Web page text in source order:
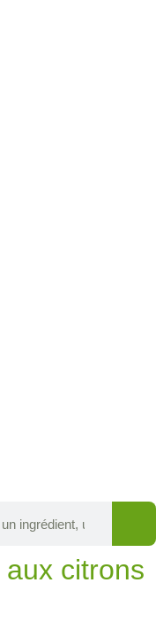
citrons